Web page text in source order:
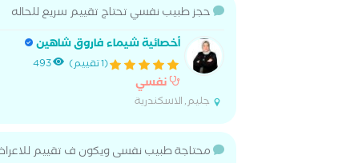
حجز طبيب نفسي تحتاج تقييم سريع للحاله
أخصائية شيماء فاروق شاهين
(1 تقييم) 493
نفسي
جليم, الاسكندرية
محتاجة طبيب نفسى ويكون ف تقييم